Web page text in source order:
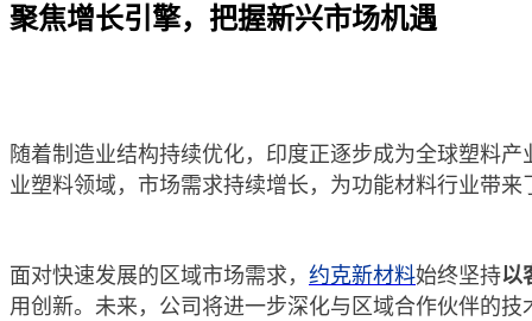
聚焦增长引擎，把握新兴市场机遇
随着制造业结构持续优化，印度正逐步成为全球塑料产
业塑料领域，市场需求持续增长，为功能材料行业带来
面对快速发展的区域市场需求， 约克新材料始终坚持以
用创新。未来，公司将进一步深化与区域合作伙伴的